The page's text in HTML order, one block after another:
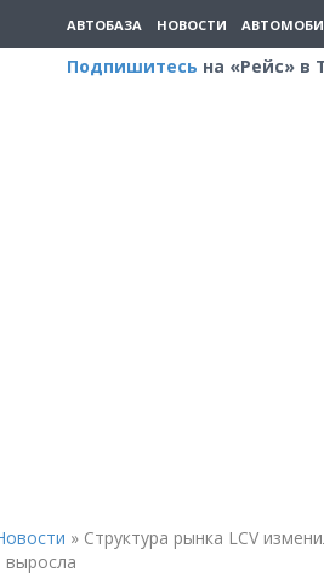
АВТОБАЗА НОВОСТИ
Подпишитесь на «Рейс» в
» Структура рынка LCV
выросла